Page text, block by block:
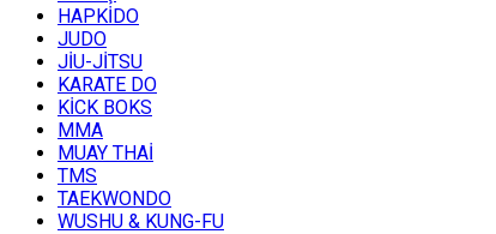
HAPKİDO
JUDO
JİU-JİTSU
KARATE DO
KİCK BOKS
MMA
MUAY THAİ
TMS
TAEKWONDO
WUSHU & KUNG-FU